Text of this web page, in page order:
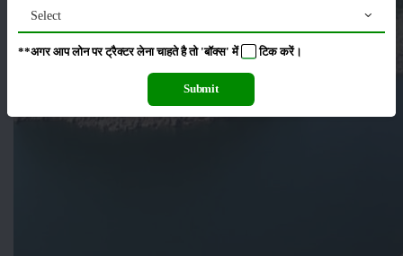
Select
**अगर आप लोन पर ट्रैक्टर लेना चाहते है तो 'बॉक्स' में टिककरें।
Submit